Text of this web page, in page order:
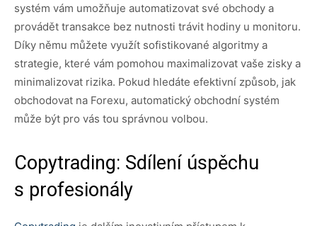
systém vám umožňuje automatizovat své obchody a
provádět transakce bez nutnosti trávit hodiny u monitoru.
Díky němu můžete využít sofistikované algoritmy a
strategie, které vám pomohou maximalizovat vaše zisky a
minimalizovat rizika. Pokud hledáte efektivní způsob, jak
obchodovat na Forexu, automatický obchodní systém
může být pro vás tou správnou volbou.
Copytrading: Sdílení úspěchu
s profesionály